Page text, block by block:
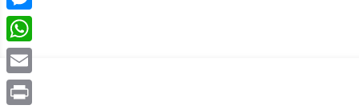
Messenger
WhatsApp
Email